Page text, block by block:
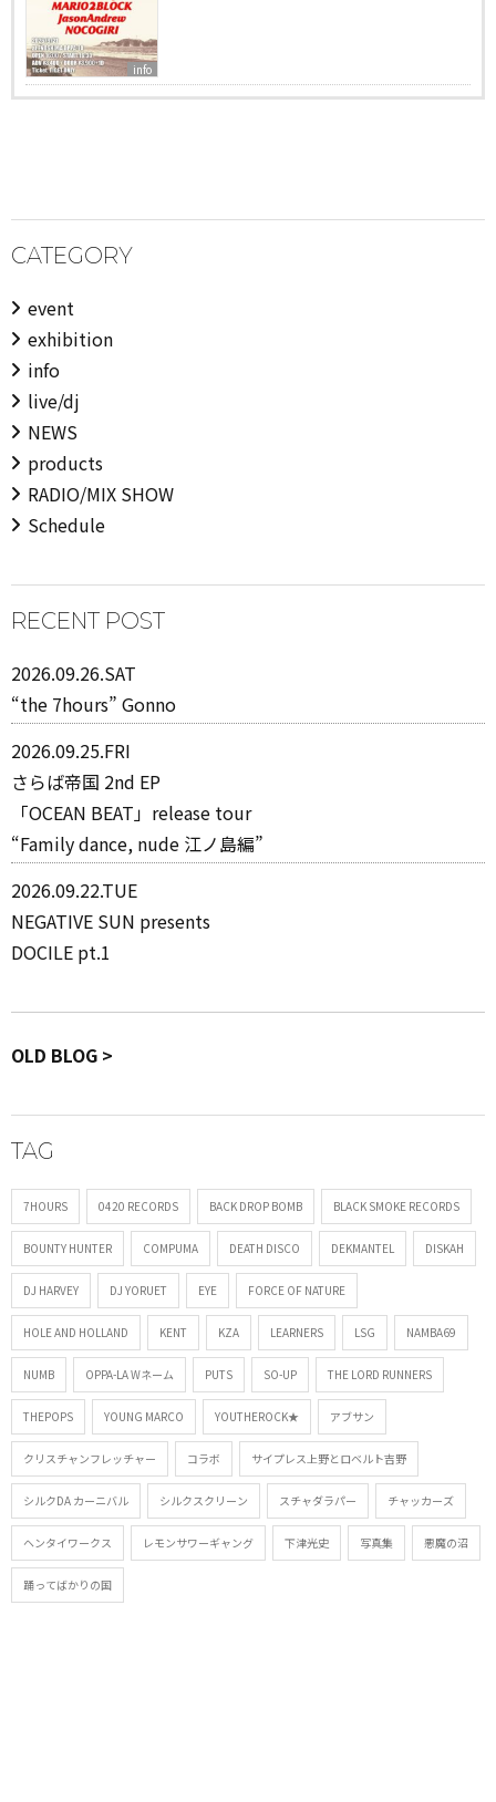
info
CATEGORY
event
exhibition
info
live/dj
NEWS
products
RADIO/MIX SHOW
Schedule
RECENT POST
2026.09.26.SAT
“the 7hours” Gonno
2026.09.25.FRI
さらば帝国 2nd EP
「OCEAN BEAT」release tour
“Family dance, nude 江ノ島編”
2026.09.22.TUE
NEGATIVE SUN presents
DOCILE pt.1
OLD BLOG >
TAG
7HOURS 0420 RECORDS BACK DROP BOMB BLACK SMOKE RECORDS
BOUNTY HUNTER COMPUMA DEATH DISCO DEKMANTEL DISKAH
DJ HARVEY DJ YORUET EYE FORCE OF NATURE
HOLE AND HOLLAND KENT KZA LEARNERS LSG NAMBA69
NUMB OPPA-LA Wネーム PUTS SO-UP THE LORD RUNNERS
THEPOPS YOUNG MARCO YOUTHEROCK★ アブサン
クリスチャンフレッチャー コラボ サイプレス上野とロベルト吉野
シルクDA カーニバル シルクスクリーン スチャダラパー チャッカーズ
ヘンタイワークス レモンサワーギャング 下津光史 写真集 悪魔の沼
踊ってばかりの国